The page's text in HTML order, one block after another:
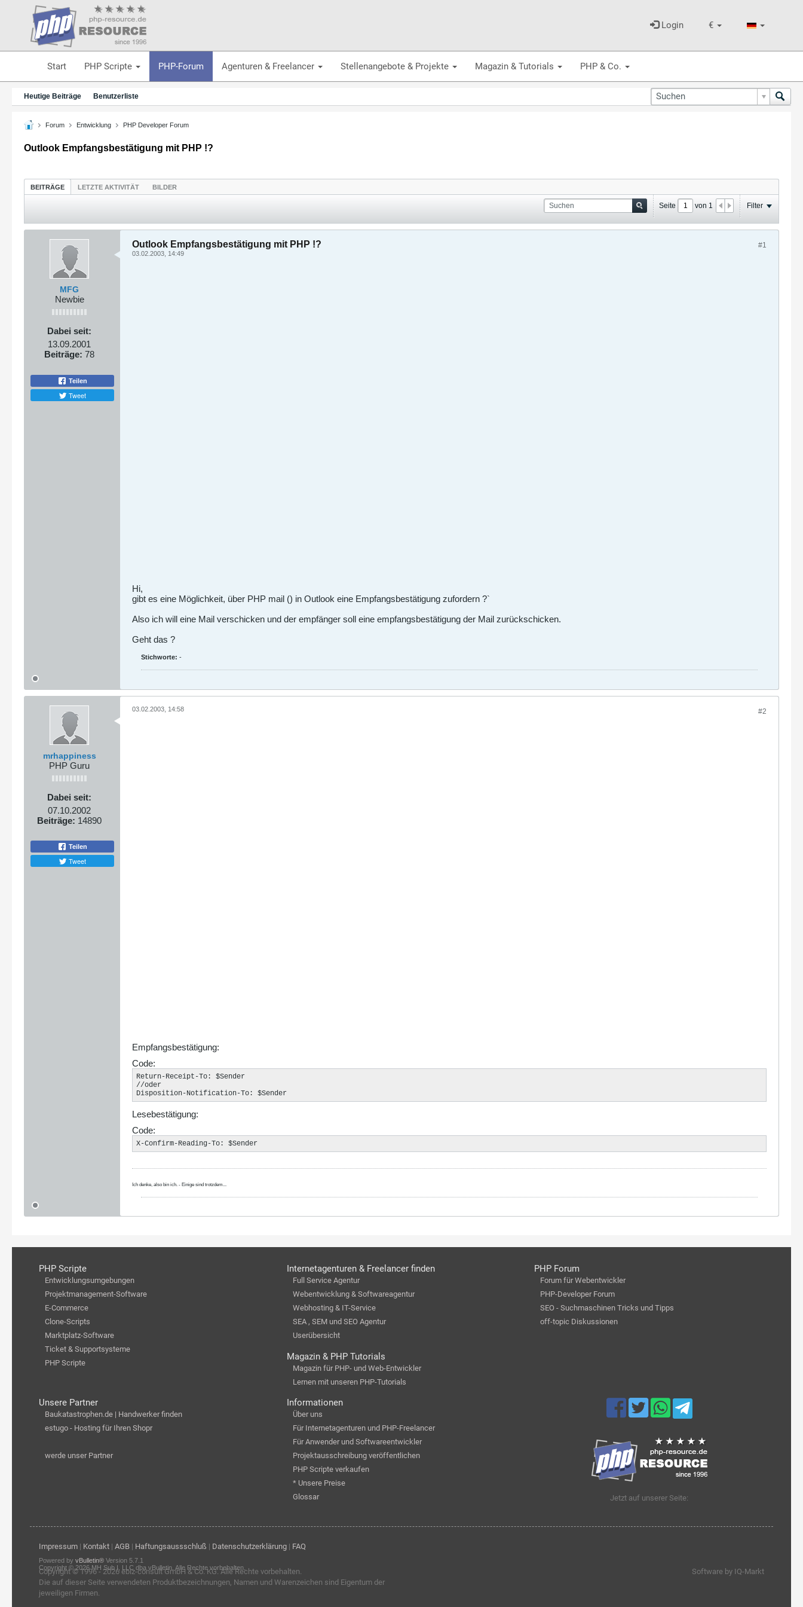
€
Login
Start PHP Scripte PHP-Forum Agenturen & Freelancer Stellenangebote & Projekte Magazin & Tutorials PHP & Co.
Heutige Beiträge Benutzerliste
Forum Entwicklung PHP Developer Forum
Outlook Empfangsbestätigung mit PHP !?
BEITRÄGE LETZTE AKTIVITÄT BILDER
Seite von 1 Filter
MFG
Newbie
Dabei seit:
13.09.2001
Beiträge: 78
Teilen
Tweet
#1
Outlook Empfangsbestätigung mit PHP !?
03.02.2003, 14:49
Hi,
gibt es eine Möglichkeit, über PHP mail () in Outlook eine Empfangsbestätigung zufordern ?`
Also ich will eine Mail verschicken und der empfänger soll eine empfangsbestätigung der Mail zurückschicken.
Geht das ?
Stichworte: -
mrhappiness
PHP Guru
Dabei seit:
07.10.2002
Beiträge: 14890
Teilen
Tweet
#2
03.02.2003, 14:58
Empfangsbestätigung:
Code:
Return-Receipt-To: $Sender
//oder
Disposition-Notification-To: $Sender
Lesebestätigung:
Code:
X-Confirm-Reading-To: $Sender
Ich denke, also bin ich. - Einige sind trotzdem...
PHP Scripte
Entwicklungsumgebungen
Projektmanagement-Software
E-Commerce
Clone-Scripts
Marktplatz-Software
Ticket & Supportsysteme
PHP Scripte
Internetagenturen & Freelancer finden
Full Service Agentur
Webentwicklung & Softwareagentur
Webhosting & IT-Service
SEA , SEM und SEO Agentur
Userübersicht
Magazin & PHP Tutorials
Magazin für PHP- und Web-Entwickler
Lernen mit unseren PHP-Tutorials
PHP Forum
Forum für Webentwickler
PHP-Developer Forum
SEO - Suchmaschinen Tricks und Tipps
off-topic Diskussionen
Unsere Partner
Baukatastrophen.de | Handwerker finden
estugo - Hosting für Ihren Shopr
werde unser Partner
Informationen
Über uns
Für Internetagenturen und PHP-Freelancer
Für Anwender und Softwareentwickler
Projektausschreibung veröffentlichen
PHP Scripte verkaufen
* Unsere Preise
Glossar
Jetzt auf unserer Seite:
Impressum| Kontakt| AGB| Haftungsaussschluß | Datenschutzerklärung| FAQ
Copyright © 1996 - 2026 ebiz-consult GmbH & Co. KG. Alle Rechte vorbehalten.
Die auf dieser Seite verwendeten Produktbezeichnungen, Namen und Warenzeichen sind Eigentum der
jeweiligen Firmen.
Software by IQ-Markt
Powered by vBulletin®Version 5.7.1
Copyright © 2026 MH Sub I, LLC dba vBulletin. Alle Rechte vorbehalten.